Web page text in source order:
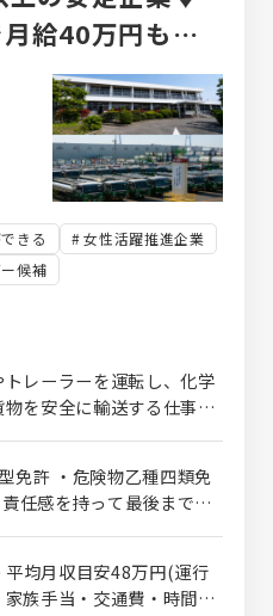
給40万円も！
時間を大切にで
きる
女性活躍推進企業
候補
レーラーを運転し、化学
を安全に輸送する仕事で
す。安全運行を最優先に
ールを遵守しながら業務
す。お客様の大切な貨物
ある仕事だからこそ、高
対応が求められます。経
免許 ・危険物乙種四類免
。
族手当・交通費・時間